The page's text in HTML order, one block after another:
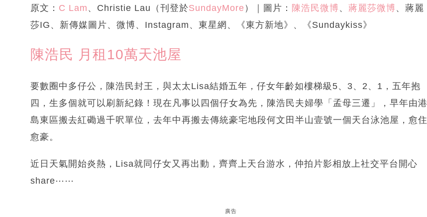
原文： C Lam 、Christie Lau（刊登於SundayMore ）｜圖片： 陳浩民微博 、 蔣麗莎微博 、蔣麗
莎IG、新傳媒圖片、微博、Instagram、東星網、《東方新地》、《Sundaykiss》
陳浩民 月租10萬天池屋
要數圈中多仔公，陳浩民封王，與太太Lisa結婚五年，仔女年齡如樓梯級5、3、2、1，五年抱
四，生多個就可以刷新紀錄！現在凡事以四個仔女為先，陳浩民夫婦學「孟母三遷」，早年由港
島東區搬去紅磡過千呎單位，去年中再搬去傳統豪宅地段何文田半山壹號一個天台泳池屋，愈住
愈豪。
近日天氣開始炎熱，Lisa就同仔女又再出動，齊齊上天台游水，仲拍片影相放上社交平台開心
share⋯⋯
廣告